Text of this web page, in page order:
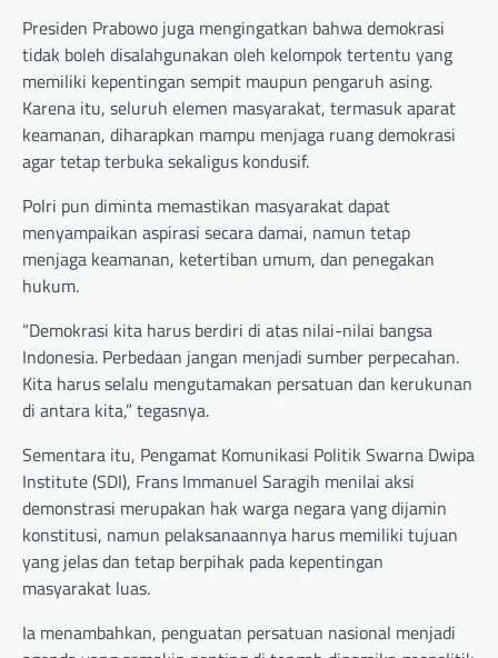
Presiden Prabowo juga mengingatkan bahwa demokrasi
tidak boleh disalahgunakan oleh kelompok tertentu yang
memiliki kepentingan sempit maupun pengaruh asing.
Karena itu, seluruh elemen masyarakat, termasuk aparat
keamanan, diharapkan mampu menjaga ruang demokrasi
agar tetap terbuka sekaligus kondusif.
Polri pun diminta memastikan masyarakat dapat
menyampaikan aspirasi secara damai, namun tetap
menjaga keamanan, ketertiban umum, dan penegakan
hukum.
“Demokrasi kita harus berdiri di atas nilai-nilai bangsa
Indonesia. Perbedaan jangan menjadi sumber perpecahan.
Kita harus selalu mengutamakan persatuan dan kerukunan
di antara kita,” tegasnya.
Sementara itu, Pengamat Komunikasi Politik Swarna Dwipa
Institute (SDI), Frans Immanuel Saragih menilai aksi
demonstrasi merupakan hak warga negara yang dijamin
konstitusi, namun pelaksanaannya harus memiliki tujuan
yang jelas dan tetap berpihak pada kepentingan
masyarakat luas.
Ia menambahkan, penguatan persatuan nasional menjadi